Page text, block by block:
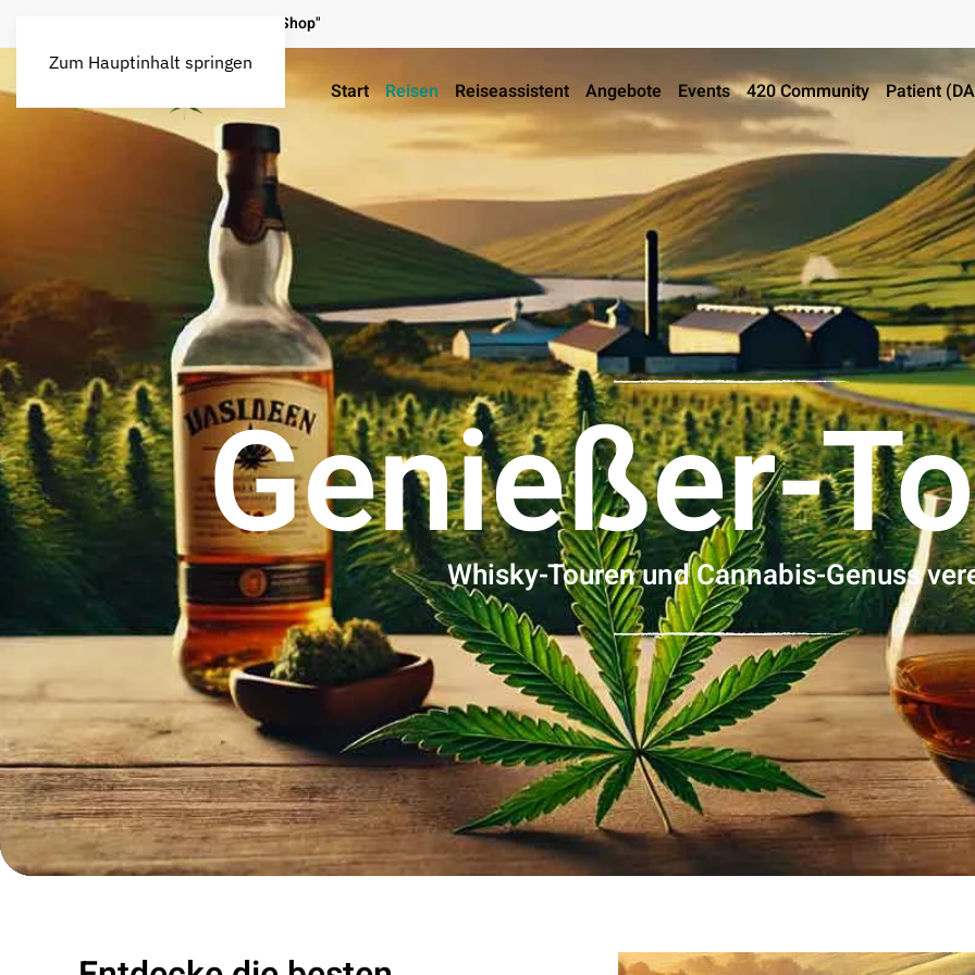
Zum Hauptinhalt springen
"Seed Shop"
Start Reisen Reiseassistent Angebote Events 420 Community Patient
Genießer-
Whisky-Touren und Cannabis-Genuss